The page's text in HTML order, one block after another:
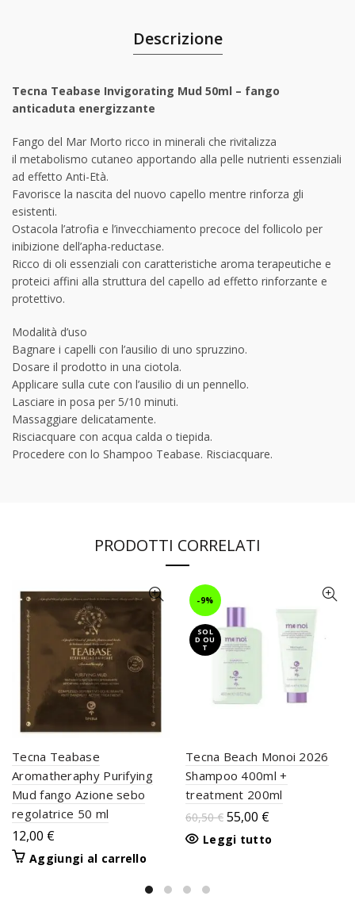
Descrizione
Tecna Teabase Invigorating Mud 50ml – fango
anticaduta energizzante
Fango del Mar Morto ricco in minerali che rivitalizza
il metabolismo cutaneo apportando alla pelle nutrienti essenziali
ad effetto Anti-Età.
Favorisce la nascita del nuovo capello mentre rinforza gli
esistenti.
Ostacola l’atrofia e l’invecchiamento precoce del follicolo per
inibizione dell’apha-reductase.
Ricco di oli essenziali con caratteristiche aroma terapeutiche e
proteici affini alla struttura del capello ad effetto rinforzante e
protettivo.
Modalità d’uso
Bagnare i capelli con l’ausilio di uno spruzzino.
Dosare il prodotto in una ciotola.
Applicare sulla cute con l’ausilio di un pennello.
Lasciare in posa per 5/10 minuti.
Massaggiare delicatamente.
Risciacquare con acqua calda o tiepida.
Procedere con lo Shampoo Teabase. Risciacquare.
PRODOTTI CORRELATI
Tecna Teabase
Aromatheraphy Purifying
Mud fango Azione sebo
regolatrice 50 ml
12,00 €
Aggiungi al carrello
-9%
SOL
D OU
T
Tecna Beach Monoi 2026
Shampoo 400ml +
treatment 200ml
60,50€ 55,00 €
Leggi tutto